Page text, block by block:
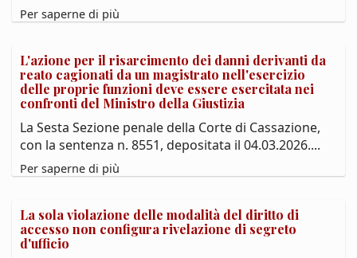
Per saperne di più
L'azione per il risarcimento dei danni derivanti da
reato cagionati da un magistrato nell'esercizio
delle proprie funzioni deve essere esercitata nei
confronti del Ministro della Giustizia
La Sesta Sezione penale della Corte di Cassazione,
con la sentenza n. 8551, depositata il 04.03.2026....
Per saperne di più
La sola violazione delle modalità del diritto di
accesso non configura rivelazione di segreto
d'ufficio